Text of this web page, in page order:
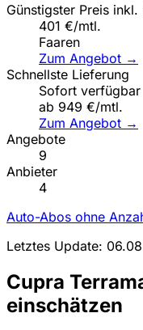
Günstigster Preis inkl.
401 €/mtl.
Faaren
Zum Angebot →
Schnellste Lieferung
Sofort verfügbar
ab 949 €/mtl.
Zum Angebot →
Angebote
9
Anbieter
4
Auto-Abos ohne
Letztes Update:
Cupra
einschätzen